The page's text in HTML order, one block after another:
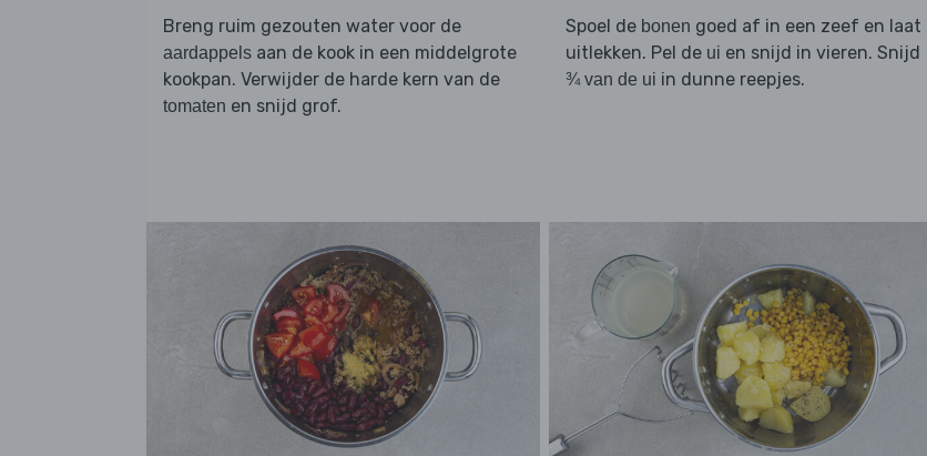
Breng ruim gezouten water voor de
aardappels aan de kook in een middelgrote
kookpan. Verwijder de harde kern van de
tomaten en snijd grof.
Spoel de bonen goed af in een zeef en laat
uitlekken. Pel de ui en snijd in vieren. Snijd
¾ van de ui in dunne reepjes.